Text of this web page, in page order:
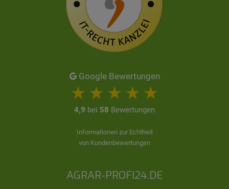
Google Bewertungen
4,9 bei 58 Bewertungen
Informationen zur Echtheit
von Kundenbewertungen
AGRAR-PROFI24.DE